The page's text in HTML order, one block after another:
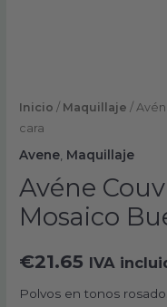
Inicio / Maquillaje /
cara
Avene Maquillaje
Avéne
Mosaico
€21.65 IVA
Polvos en tonos